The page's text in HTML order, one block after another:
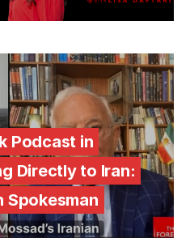
Podcast in
Directly to Iran:
Spokesman